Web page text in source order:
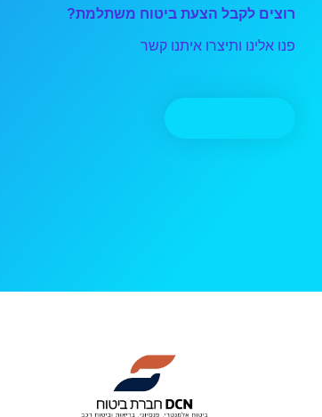
רוצים לקבל הצעת ביטוח משתלמת?
פנו אלינו ותיצרו איתנו קשר